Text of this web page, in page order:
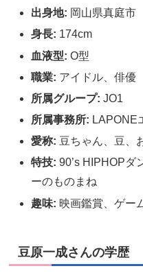
出身地: 岡山県真庭市
身長: 174cm
血液型: O型
職業: アイドル、俳優
所属グループ: JO1
所属事務所: LAPONE
愛称: 豆ちゃん、豆、
特技: 90’s HIPHOPダ
ーのものまね
趣味: 映画鑑賞、ゲー
豆原一成さんの学歴